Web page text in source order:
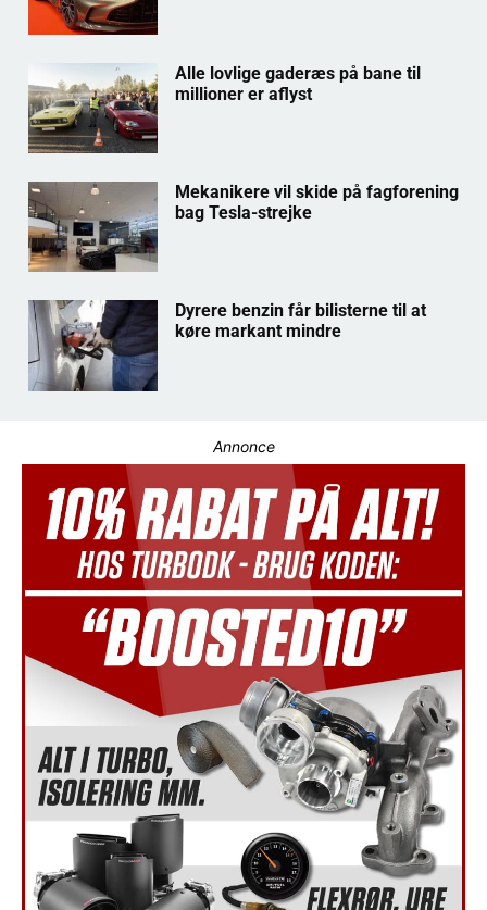
Alle lovlige gaderæs på bane til
millioner er aflyst
Mekanikere vil skide på fagforening
bag Tesla-strejke
Dyrere benzin får bilisterne til at
køre markant mindre
Annonce